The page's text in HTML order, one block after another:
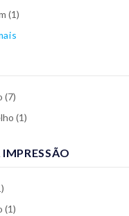
(1)
(7)
(1)
(1)